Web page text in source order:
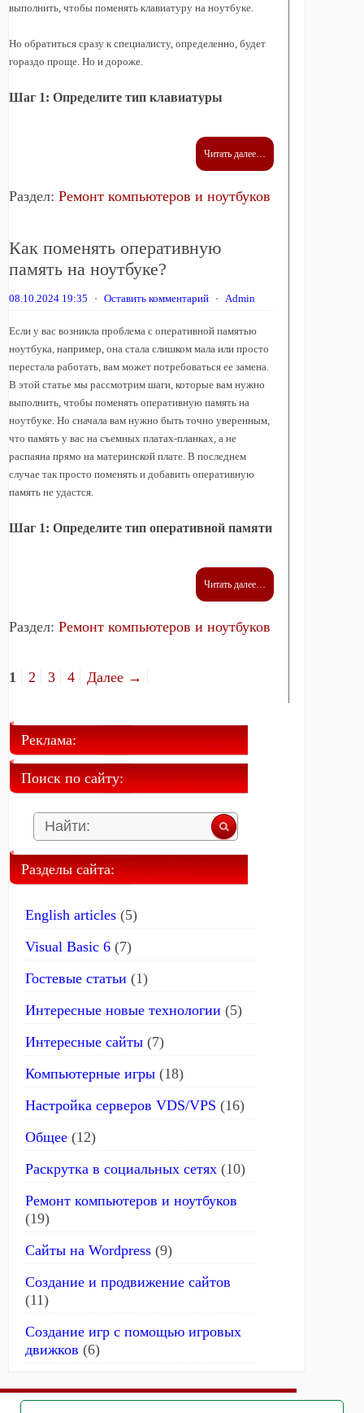
выполнить, чтобы поменять клавиатуру на ноутбуке.
Но обратиться сразу к специалисту, определенно, будет
гораздо проще. Но и дороже.
Шаг 1: Определите тип клавиатуры
Читать далее…
Раздел: Ремонт компьютеров и ноутбуков
Как поменять оперативную
память на ноутбуке?
08.10.2024 19:35 ⋅ Оставить комментарий ⋅ Admin
Если у вас возникла проблема с оперативной памятью
ноутбука, например, она стала слишком мала или просто
перестала работать, вам может потребоваться ее замена.
В этой статье мы рассмотрим шаги, которые вам нужно
выполнить, чтобы поменять оперативную память на
ноутбуке. Но сначала вам нужно быть точно уверенным,
что память у вас на съемных платах-планках, а не
распаяна прямо на материнской плате. В последнем
случае так просто поменять и добавить оперативную
память не удастся.
Шаг 1: Определите тип оперативной памяти
Читать далее…
Раздел: Ремонт компьютеров и ноутбуков
1 2 3 4 Далее →
Реклама:
Поиск по сайту:
Разделы сайта:
English articles(5)
Visual Basic 6(7)
Гостевые статьи (1)
Интересные новые технологии (5)
Интересные сайты(7)
Компьютерные игры(18)
Настройка серверов VDS/VPS (16)
Общее(12)
Раскрутка в социальных сетях(10)
Ремонт компьютеров и ноутбуков
(19)
Сайты на Wordpress(9)
Создание и продвижение сайтов
(11)
Создание игр с помощью игровых
движков (6)